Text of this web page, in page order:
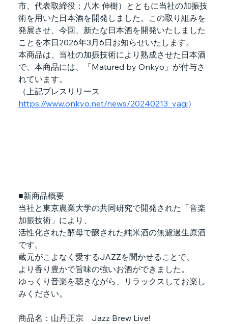
市、代表取締役：八木 伸樹）とともに当社の加振技
術を用いた日本酒を開発しました。この取り組みを
発展させ、今回、新たな日本酒を開発いたしました
ことを本日2026年3月6日お知らせいたします。
本商品は、当社の加振技術により熟成させた日本酒
で、本商品には、「Matured by Onkyo」が付与さ
れています。
（上記プレスリリース
https://www.onkyo.net/news/20240213_yagi）
■新商品概要
当社と東京農業大学の共同研究で開発された「音楽
加振技術」により、
活性化された酵母で醸された純米酒の無濾過生原酒
です。
蔵元がこよなく愛するJAZZを聞かせることで、
より香り豊かで旨味の強いお酒ができました。
ゆっくり音楽を聴きながら、リラックスしてお楽し
みください。
商品名：山丹正宗　Jazz Brew Live!